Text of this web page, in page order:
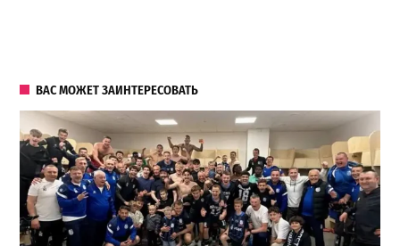
ВАС МОЖЕТ ЗАИНТЕРЕСОВАТЬ